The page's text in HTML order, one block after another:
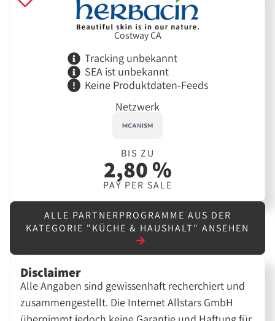
Costway CA
Tracking unbekannt
SEA ist unbekannt
Keine Produktdaten-Feeds
Netzwerk
BIS ZU
2,80 %
PAY PER SALE
ALLE PARTNERPROGRAMME AUS DER
KATEGORIE "KÜCHE & HAUSHALT" ANSEHEN
Disclaimer
Alle Angaben sind gewissenhaft recherchiert und
zusammengestellt. Die Internet Allstars GmbH